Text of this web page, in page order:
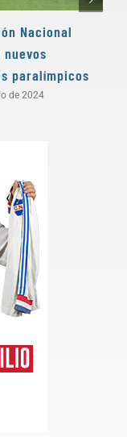
Nacional
paralímpicos
de 2024